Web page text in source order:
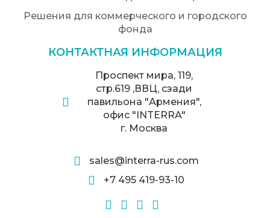
Решения для коммерческого и городского
фонда
КОНТАКТНАЯ ИНФОРМАЦИЯ
Проспект мира, 119,
стр.619 ,ВВЦ, сзади
павильона "Армения",
офис "INTERRA"
г. Москва
sales@interra-rus.com
+7 495 419-93-10